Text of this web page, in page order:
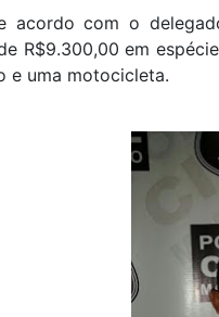
acordo com o
R$9.300,00 em
e uma motocicleta.